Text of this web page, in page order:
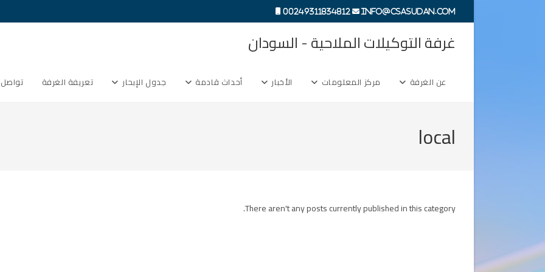
info@csasudan.com
00249311834812
غرفة التوكيلات الملاحية - السودان
عن الغرفة مركز المعلومات الأخبار أحداث قادمة جدول الإبحار تعريفة الغرفة
local
There aren't any posts currently published in this category.